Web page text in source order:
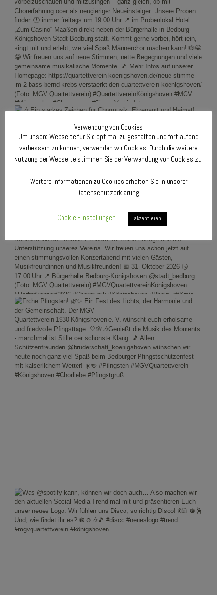
Verwendung von Cookies
Um unsere Webseite für Sie optimal zu gestalten und fortlaufend
verbessern zu können, verwenden wir Cookies. Durch die weitere
Nutzung der Webseite stimmen Sie der Verwendung von Cookies zu.
Weitere Informationen zu Cookies erhalten Sie in unserer
Datenschutzerklärung.
Cookie Einstellungen akzeptieren